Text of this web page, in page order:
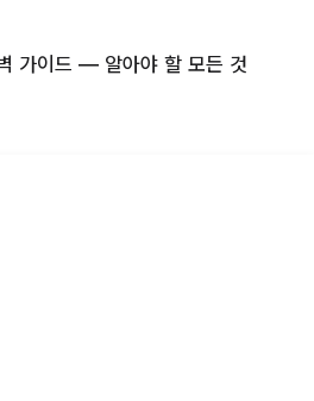
가이드 — 알아야 할 모든 것